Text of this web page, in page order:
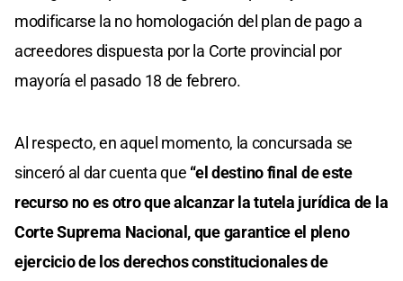
modificarse la no homologación del plan de pago a
acreedores dispuesta por la Corte provincial por
mayoría el pasado 18 de febrero.
Al respecto, en aquel momento, la concursada se
sinceró al dar cuenta que “el destino final de este
recurso no es otro que alcanzar la tutela jurídica de la
Corte Suprema Nacional, que garantice el pleno
ejercicio de los derechos constitucionales de